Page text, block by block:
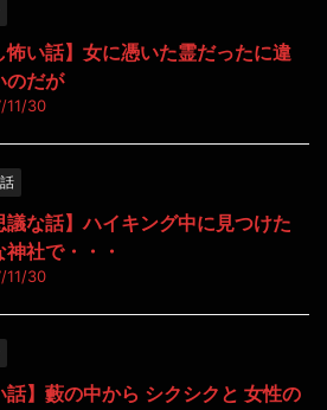
怖い話】女に憑いた霊だったに違
のだが
11/30
議な話】ハイキング中に見つけた
社で・・・
11/30
話】藪の中から シクシクと 女性の